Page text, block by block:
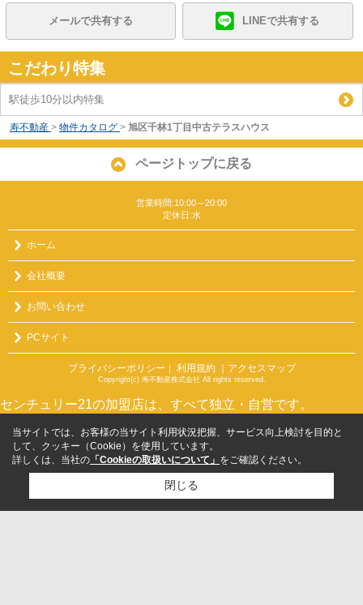
メールで共有する LINEで共有する
こだわり特集
駅徒歩10分以内特集
寿不動産 > 物件カタログ > 旭区千林1丁目中古テラスハウス
ページトップに戻る
営業時間:10:00～20:00
定休日:水
ホーム
会社概要
お問い合わせ
PCサイト
プライバシーポリシー 利用規約 ｜アクセスマップ
Copyright(c) 寿不動産株式会社 All rights reserved.
センチュリー21の加盟店は、すべて独立・自営です。
当サイトでは、お客様の当サイト利用状況把握、サービス向上検討を目的と
して、クッキー（Cookie）を使用しています。
詳しくは、当社の 「Cookieの取扱いについて」 をご確認ください。
閉じる